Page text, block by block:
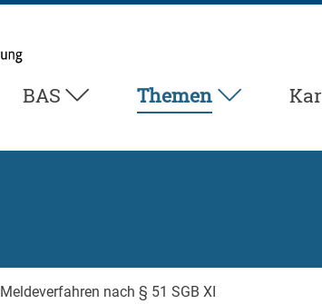
BAS Themen
Meldeverfahren nach § 51 SGB XI